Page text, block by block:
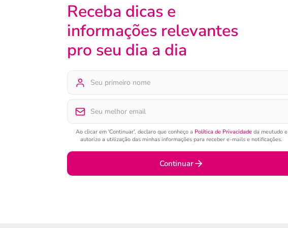
Receba dicas e
informações relevantes
pro seu dia a dia
Ao clicar em 'Continuar', declaro que conheço a Política de Privacidadeda meutudo e
autorizo a utilização das minhas informações para receber e-mails e notificações.
Continuar